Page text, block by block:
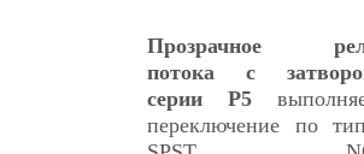
Прозрачное
потока с
серии Р5
переключение по